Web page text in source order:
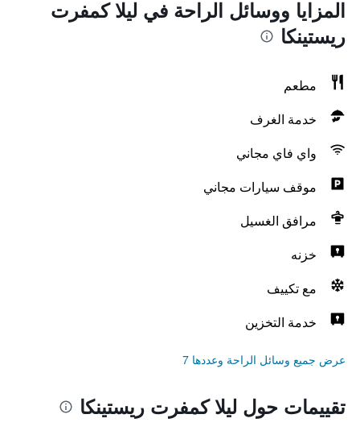
المزايا ووسائل الراحة في ليلا كمفرت
ريستينكا
مطعم
خدمة الغرف
واي فاي مجاني
موقف سيارات مجاني
مرافق الغسيل
خزنه
مع تكييف
خدمة التخزين
عرض جميع وسائل الراحة وعددها 7
تقييمات حول ليلا كمفرت ريستينكا